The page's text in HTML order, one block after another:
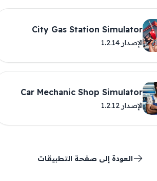
City Gas Station Simulator
الإصدار 1.2.14
Car Mechanic Shop Simulator
الإصدار 1.2.12
العودة إلى صفحة التطبيقات